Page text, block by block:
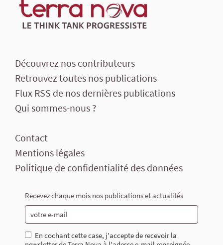
Découvrez nos contributeurs
Retrouvez toutes nos publications
Flux RSS de nos dernières publications
Qui sommes-nous ?
Contact
Mentions légales
Politique de confidentialité des données
Recevez chaque mois nos publications et actualités
En cochant cette case, j'accepte de recevoir la